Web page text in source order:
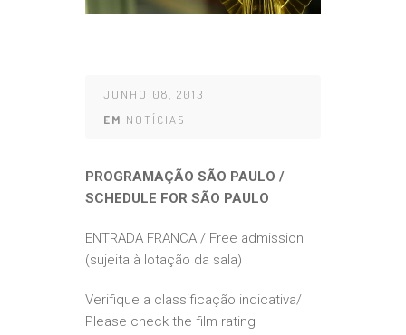
JUNHO 08, 2013
EM NOTÍCIAS
PROGRAMAÇÃO SÃO PAULO /
SCHEDULE FOR SÃO PAULO
ENTRADA FRANCA / Free admission
(sujeita à lotação da sala)
Verifique a classificação indicativa/
Please check the film rating